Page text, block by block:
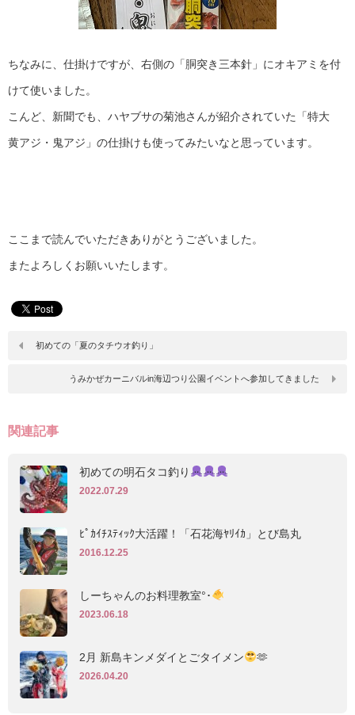
ちなみに、仕掛けですが、右側の「胴突き三本針」にオキアミを付
けて使いました。
こんど、新聞でも、ハヤブサの菊池さんが紹介されていた「特大
黄アジ・鬼アジ」の仕掛けも使ってみたいなと思っています。
ここまで読んでいただきありがとうございました。
またよろしくお願いいたします。
初めての「夏のタチウオ釣り」
うみかぜカーニバルin海辺つり公園イベントへ参加してきました
関連記事
初めての明石タコ釣り
2022.07.29
ﾋﾟｶｲﾁｽﾃｨｯｸ大活躍！「石花海ﾔﾘｲｶ」とび島丸
2016.12.25
しーちゃんのお料理教室°･
2023.06.18
2月 新島キンメダイとごタイメン 🫶
2026.04.20